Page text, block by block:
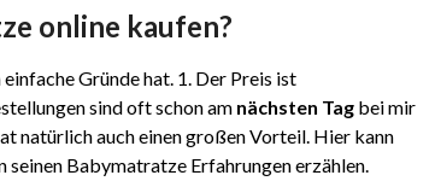
online kaufen?
Gründe hat. 1. Der Preis ist
sind oft schon am nächsten Tag bei mir
natürlich auch einen großen Vorteil. Hier kann
seinen Babymatratze Erfahrungen erzählen.